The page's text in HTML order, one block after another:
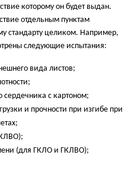
которому он будет выдан.
отдельным пунктам
стандарту целиком. Например,
следующие испытания:
вида листов;
сердечника с картоном;
и прочности при изгибе при
(для ГКЛО и ГКЛВО);